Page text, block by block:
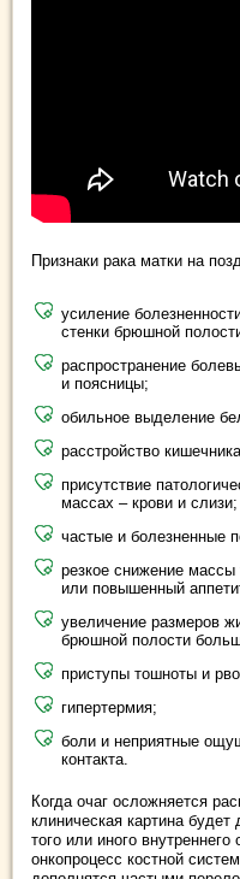
Признаки рака матки на
усиление
стенки брюшной
распространение
и поясницы;
обильное выделение
расстройство
присутствие
массах – крови и слизи;
частые и болезненные
резкое снижение
или повышенный
увеличение размеров
брюшной полости
приступы тошноты и
гипертермия;
боли и неприятные
контакта.
Когда очаг осложняется
клиническая картина
того или иного
онкопроцесс костной